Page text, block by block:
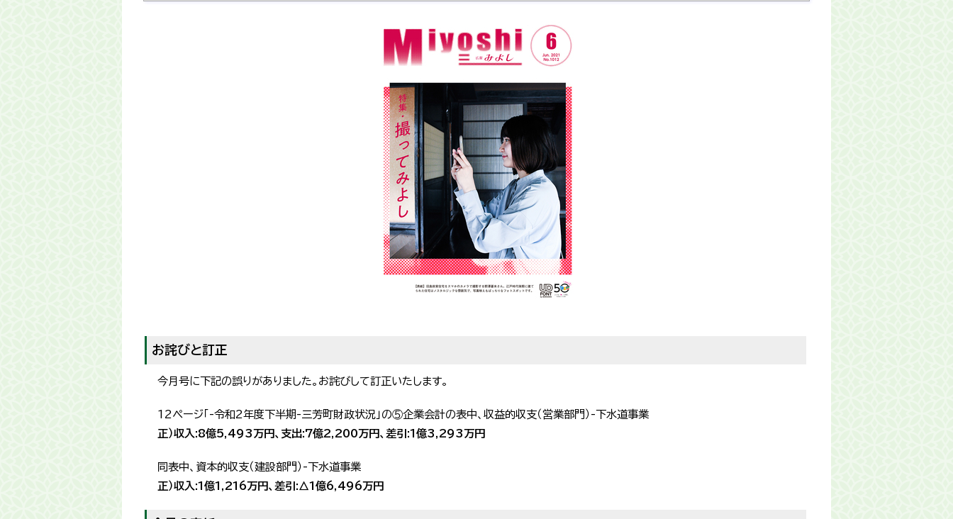
お詫びと訂正
今月号に下記の誤りがありました。お詫びして訂正いたします。
12ページ「-令和2年度下半期-三芳町財政状況」の⑤企業会計の表中、収益的収支（営業部門）-下水道事業
正）収入:8億5,493万円、支出:7億2,200万円、差引:1億3,293万円
同表中、資本的収支（建設部門）-下水道事業
正）収入:1億1,216万円、差引:△1億6,496万円